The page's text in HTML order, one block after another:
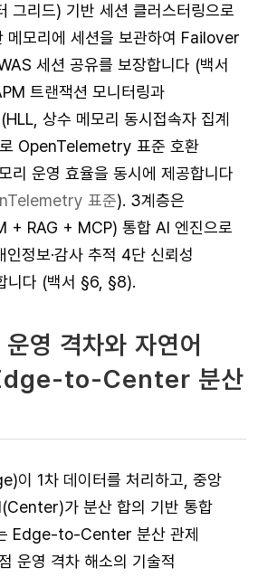
그리드) 기반 세션 클러스터링으로
메모리에 세션을 보관하여 Failover
세션 공유를 보장합니다 (백서
트랜잭션 모니터링과
상수 메모리 동시접속자 집계
OpenTelemetry 표준 호환
리 운영 효율을 동시에 제공합니다
표준). 3계층은
+ RAG + MCP) 통합 AI 엔진으로
인정보·감사 추적 4단 신뢰성
니다 (백서 §6, §8).
영 격차와 자연어
to-Center 분산
이 1차 데이터를 처리하고, 중앙
가 분산 합의 기반 통합
Edge-to-Center 분산 관제
운영 격차 해소의 기술적